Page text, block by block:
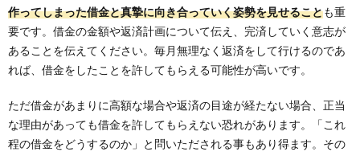
作ってしまった借金と真摯に向き合っていく姿勢を見せることも重
要です。借金の金額や返済計画について伝え、完済していく意志が
あることを伝えてください。毎月無理なく返済をして行けるのであ
れば、借金をしたことを許してもらえる可能性が高いです。
ただ借金があまりに高額な場合や返済の目途が経たない場合、正当
な理由があっても借金を許してもらえない恐れがあります。「これ
程の借金をどうするのか」と問いただされる事もあり得ます。その